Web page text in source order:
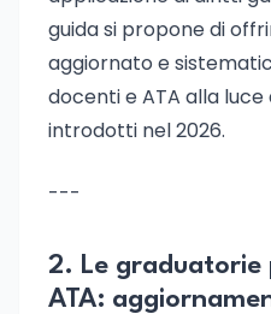
guida si propone di
aggiornato e
docenti e ATA alla
introdotti nel 2026.
---
2. Le graduatorie
ATA: